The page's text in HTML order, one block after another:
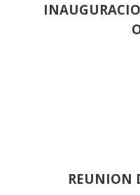
REUNION